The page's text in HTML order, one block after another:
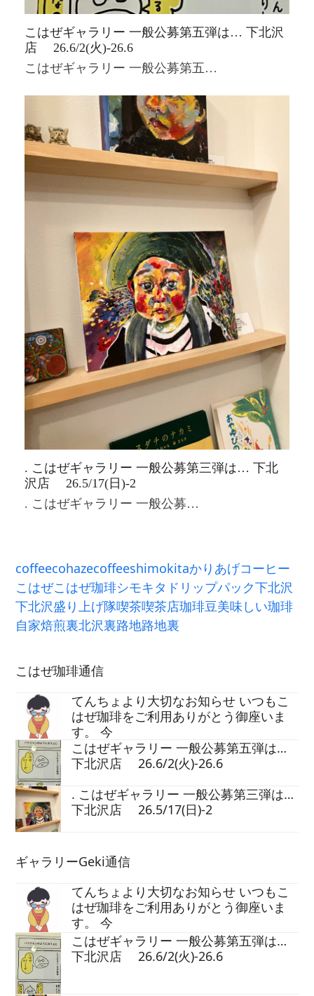
こはぜギャラリー 一般公募第五弾は… 下北沢
店 26.6/2(火)-26.6
こはぜギャラリー 一般公募第五…
. こはぜギャラリー 一般公募第三弾は… 下北
沢店 26.5/17(日)-2
. こはぜギャラリー 一般公募…
coffeecohazecoffeeshimokitaかりあげコーヒー
こはぜこはぜ珈琲シモキタ ドリップパック下北沢
下北沢盛り上げ隊喫茶喫茶店珈琲豆美味しい珈琲
自家焙煎裏北沢裏路地路地裏
こはぜ珈琲通信
てんちょより大切なお知らせ いつもこ
はぜ珈琲をご利用ありがとう御座いま
す。 今
こはぜギャラリー 一般公募第五弾は…
下北沢店 26.6/2(火)-26.6
. こはぜギャラリー 一般公募第三弾は…
下北沢店 26.5/17(日)-2
ギャラリーGeki通信
てんちょより大切なお知らせ いつもこ
はぜ珈琲をご利用ありがとう御座いま
す。 今
こはぜギャラリー 一般公募第五弾は…
下北沢店 26.6/2(火)-26.6